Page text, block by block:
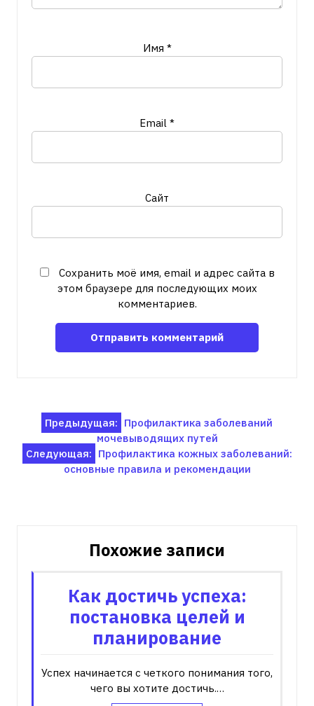
Имя *
Email *
Сайт
Сохранить моё имя, email и адрес сайта в
этом браузере для последующих моих
комментариев.
Навигация
по
записям
Предыдущая: Профилактика заболеваний
мочевыводящих путей
Следующая: Профилактика кожных заболеваний:
основные правила и рекомендации
Похожие записи
Как достичь успеха:
постановка целей и
планирование
Успех начинается с четкого понимания того,
чего вы хотите достичь.…